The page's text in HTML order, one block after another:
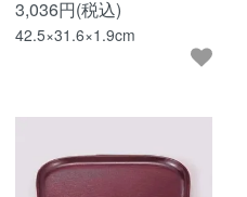
3,036円(税込)
42.5×31.6×1.9cm